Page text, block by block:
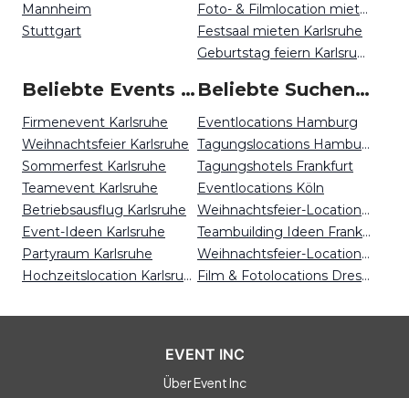
Mannheim
Stuttgart
Foto- & Filmlocation mieten Karlsruhe
Festsaal mieten Karlsruhe
Geburtstag feiern Karlsruhe
Beliebte Events in Karlsruhe
Firmenevent Karlsruhe
Weihnachtsfeier Karlsruhe
Sommerfest Karlsruhe
Teamevent Karlsruhe
Betriebsausflug Karlsruhe
Event-Ideen Karlsruhe
Partyraum Karlsruhe
Hochzeitslocation Karlsruhe
Beliebte Suchen auf Event Inc
Eventlocations Hamburg
Tagungslocations Hamburg
Tagungshotels Frankfurt
Eventlocations Köln
Weihnachtsfeier-Locations Münster
Teambuilding Ideen Frankfurt
Weihnachtsfeier-Locations Leipzig
Film & Fotolocations Dresden
EVENT INC
Über Event Inc